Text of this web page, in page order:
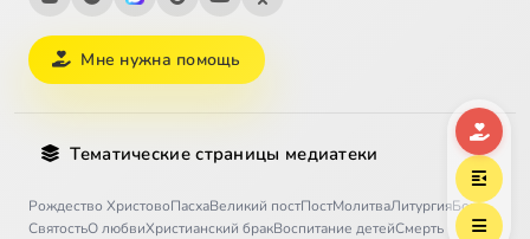
Мне нужна помощь
Тематические страницы медиатеки
Рождество ХристовоПасхаВеликий постПостМолитваЛитургияБог
СвятостьО любвиХристианский бракВоспитание детейСмерть